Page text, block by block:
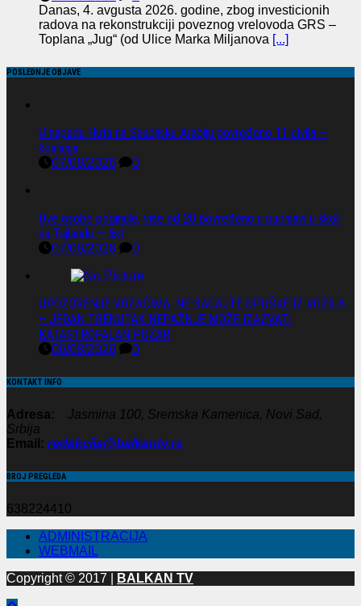
Danas, 4. avgusta 2026. godine, zbog investicionih
radova na rekonstrukciji poveznog vrelovoda GRS –
Toplana „Jug“ (od Ulice Marka Miljanova [...]
POSLEDNJE OBJAVE
U napadu Huta na Saudijsku Arabiju povređeno 11 civila —
koalicija
07/08/2026 0
Dve osobe poginule, više od 20 povređeno u pucnjavi u školi
na Tajlandu — list
07/08/2026 0
UPOZORENJE VOZAČIMA: NE BACAJTE OPUŠKE IZ VOZILA
– JEDAN TRENUTAK NEPAŽNJE MOŽE IZAZVATI
KATASTROFALAN POŽAR
06/08/2026 0
KONTAKT INFO
Adresa:
Jasmina 100, Sremska Kamenica, Novi Sad,
Srbija
Email: redakcija@balkantv.rs
BROJ PREGLEDA
638224410
ADMINISTRACIJA
WEBMAIL
Copyright © 2017 |
BALKAN TV